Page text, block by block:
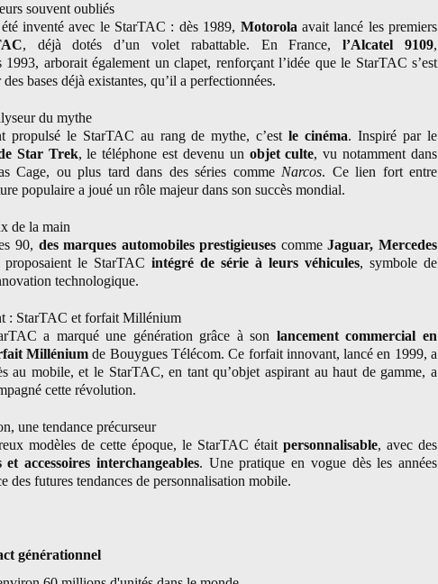
souvent oubliés
inventé avec le StarTAC : dès 1989, Motorola avait lancé les premiers
, déjà dotés d’un volet rabattable. En France,l’Alcatel 9109,
1993, arborait également un clapet, renforçant l’idée que le StarTAC s’est
bases déjà existantes, qu’il a perfectionnées.
du mythe
propulsé le StarTAC au rang de mythe, c’estle cinéma. Inspiré par le
Star Trek, le téléphone est devenu un objet culte, vu notamment dans
Cage, ou plus tard dans des séries comme Narcos. Ce lien fort entre
populaire a joué un rôle majeur dans son succès mondial.
de la main
90, des marques automobiles prestigieuses commeJaguar, Mercedes
proposaient le StarTAC intégré de série à leurs véhicules, symbole de
technologique.
: StarTAC et forfait Millénium
a marqué une génération grâce à son lancement commercial en
Millénium de Bouygues Télécom. Ce forfait innovant, lancé en 1999, a
au mobile, et le StarTAC, en tant qu’objet aspirant au haut de gamme, a
cette révolution.
une tendance précurseur
modèles de cette époque, le StarTAC était personnalisable, avec des
et accessoires interchangeables. Une pratique en vogue dès les années
des futures tendances de personnalisation mobile.
générationnel